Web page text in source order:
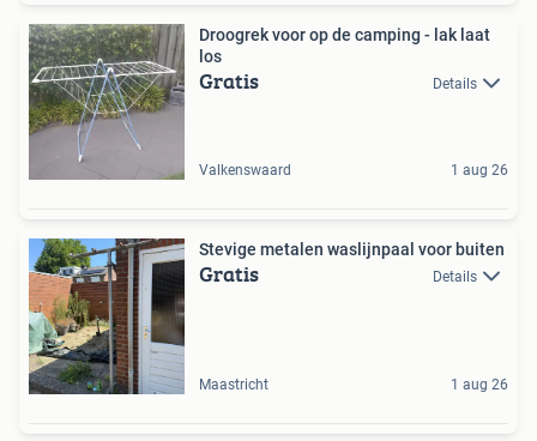
Droogrek voor op de camping - lak laat
los
Gratis Details
Valkenswaard 1 aug 26
Stevige metalen waslijnpaal voor buiten
Gratis Details
Maastricht 1 aug 26